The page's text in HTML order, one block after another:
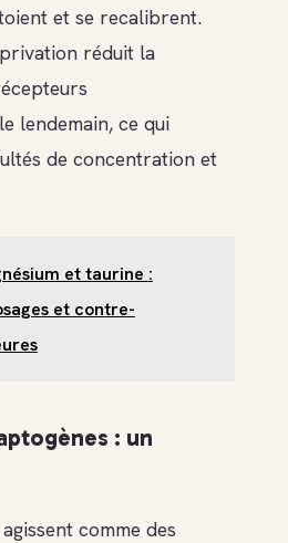
et se recalibrent.
réduit la
lendemain, ce qui
de concentration et
et taurine :
et contre-
: un
comme des